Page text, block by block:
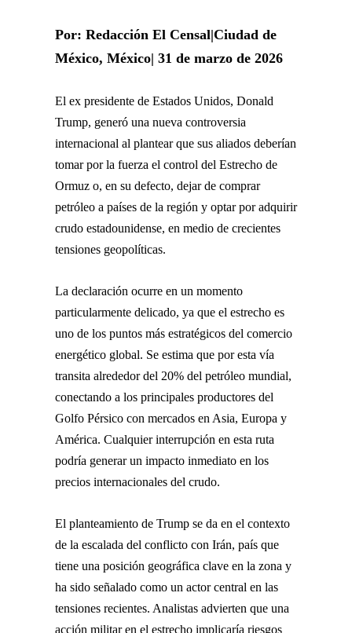
Por: Redacción El Censal|Ciudad de
México, México| 31 de marzo de 2026
El ex presidente de Estados Unidos, Donald
Trump, generó una nueva controversia
internacional al plantear que sus aliados deberían
tomar por la fuerza el control del Estrecho de
Ormuz o, en su defecto, dejar de comprar
petróleo a países de la región y optar por adquirir
crudo estadounidense, en medio de crecientes
tensiones geopolíticas.
La declaración ocurre en un momento
particularmente delicado, ya que el estrecho es
uno de los puntos más estratégicos del comercio
energético global. Se estima que por esta vía
transita alrededor del 20% del petróleo mundial,
conectando a los principales productores del
Golfo Pérsico con mercados en Asia, Europa y
América. Cualquier interrupción en esta ruta
podría generar un impacto inmediato en los
precios internacionales del crudo.
El planteamiento de Trump se da en el contexto
de la escalada del conflicto con Irán, país que
tiene una posición geográfica clave en la zona y
ha sido señalado como un actor central en las
tensiones recientes. Analistas advierten que una
acción militar en el estrecho implicaría riesgos